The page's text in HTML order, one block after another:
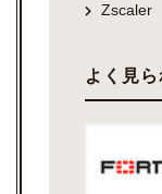
Zscaler
よく見